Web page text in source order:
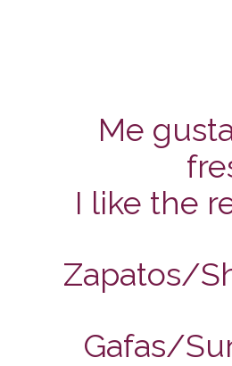
Me
I like the
Zapatos/
Gafas/